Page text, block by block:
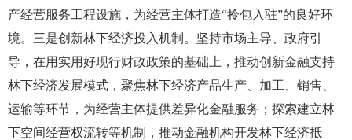
产经营服务工程设施，为经营主体打造“拎包入驻”的良好环
境。三是创新林下经济投入机制。坚持市场主导、政府引
导，在用实用好现行财政政策的基础上，推动创新金融支持
林下经济发展模式，聚焦林下经济产品生产、加工、销售、
运输等环节，为经营主体提供差异化金融服务；探索建立林
下空间经营权流转等机制，推动金融机构开发林下经济抵